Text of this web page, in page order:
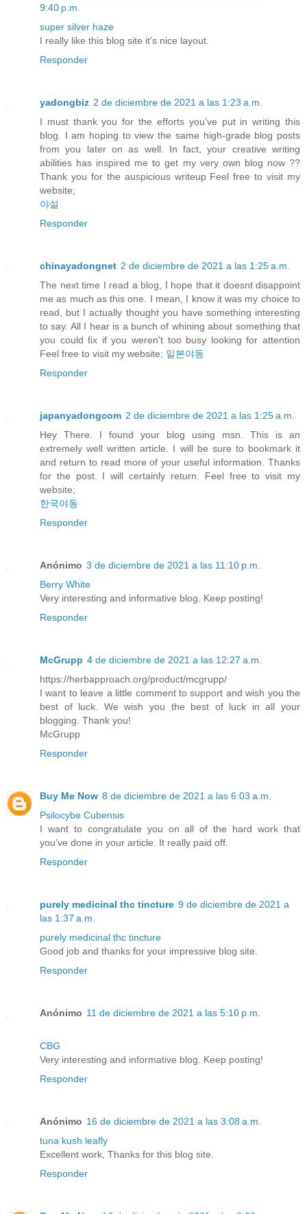
9:40 p.m.
super silver haze
I really like this blog site it’s nice layout.
Responder
yadongbiz 2 de diciembre de 2021 a las 1:23 a.m.
I must thank you for the efforts you’ve put in writing this
blog. I am hoping to view the same high-grade blog posts
from you later on as well. In fact, your creative writing
abilities has inspired me to get my very own blog now ??
Thank you for the auspicious writeup Feel free to visit my
website;
야설
Responder
chinayadongnet 2 de diciembre de 2021 a las 1:25 a.m.
The next time I read a blog, I hope that it doesnt disappoint
me as much as this one. I mean, I know it was my choice to
read, but I actually thought you have something interesting
to say. All I hear is a bunch of whining about something that
you could fix if you weren't too busy looking for attention
Feel free to visit my website; 일본야동
Responder
japanyadongcom 2 de diciembre de 2021 a las 1:25 a.m.
Hey There. I found your blog using msn. This is an
extremely well written article. I will be sure to bookmark it
and return to read more of your useful information. Thanks
for the post. I will certainly return. Feel free to visit my
website;
한국야동
Responder
Anónimo 3 de diciembre de 2021 a las 11:10 p.m.
Berry White
Very interesting and informative blog. Keep posting!
Responder
McGrupp 4 de diciembre de 2021 a las 12:27 a.m.
https://herbapproach.org/product/mcgrupp/
I want to leave a little comment to support and wish you the
best of luck. We wish you the best of luck in all your
blogging. Thank you!
McGrupp
Responder
Buy Me Now 8 de diciembre de 2021 a las 6:03 a.m.
Psilocybe Cubensis
I want to congratulate you on all of the hard work that
you’ve done in your article. It really paid off.
Responder
purely medicinal thc tincture 9 de diciembre de 2021 a
las 1:37 a.m.
purely medicinal thc tincture
Good job and thanks for your impressive blog site.
Responder
Anónimo 11 de diciembre de 2021 a las 5:10 p.m.
CBG
Very interesting and informative blog. Keep posting!
Responder
Anónimo 16 de diciembre de 2021 a las 3:08 a.m.
tuna kush leafly
Excellent work, Thanks for this blog site.
Responder